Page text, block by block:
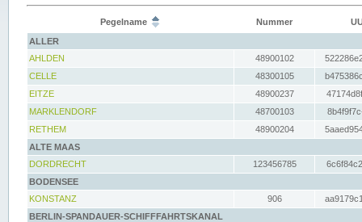
Pegelname Nummer
ALLER
AHLDEN
48900102
CELLE
48300105
EITZE
48900237
MARKLENDORF
48700103
RETHEM
48900204
ALTE MAAS
DORDRECHT
123456785
BODENSEE
KONSTANZ
906
BERLIN-SPANDAUER-SCHIFFFAHRTSKANAL